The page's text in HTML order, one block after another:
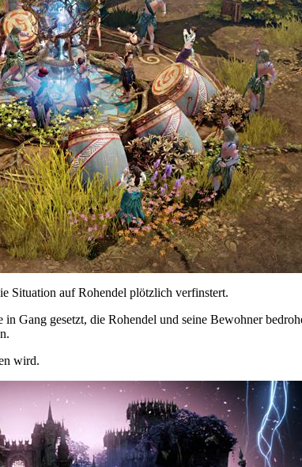
Situation auf Rohendel plötzlich verfinstert.
Gang gesetzt, die Rohendel und seine Bewohner
wird.